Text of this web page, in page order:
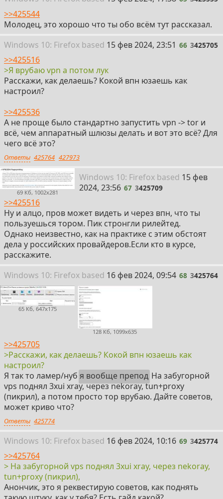
>>425544
Молодец, это хорошо что ты обо всём тут рассказал.
Windows 10: Firefox based 66
15 фев 2024, 23:51 66 3425705
>>425516
>Я врубаю vpn а потом лук
Расскажи, как делаешь? Кокой впн юзаешь как
настроил?
>>425536
А не проще было стандартно запустить vpn -> tor и
всё, чем аппаратный шлюзы делать и вот это всё? Для
чего всё это?
Ответы 425764 427973
69 Кб, 1002x281
Windows 10: Firefoxbased 67
15 фев
2024, 23:56 67 3425709
>>425516
Ну и алцо, пров может видеть и через впн, что ты
пользуешься тором. Пик стронгли рилейтед.
Однако неизвестно, как на практике с этим обстоят
дела у российских провайдеров.Если кто в курсе,
расскажите.
Windows 10: Firefox based 68
16 фев 2024, 09:54 68 3425764
65 Кб, 647x175
128 Кб, 1099x635
>>425705
>Расскажи, как делаешь? Кокой впн юзаешь как
настроил?
Я так то ламер/нуб я вообще препод На забугорной
vps поднял 3xui xray, через nekoray, tun+proxy
(пикрил), а потом просто тор врубаю. Дайте советов,
может криво что?
Ответы 425774
Windows 10: Firefox based 69
16 фев 2024, 10:16 69 3425774
>>425764
> На забугорной vps поднял 3xui xray, через nekoray,
tun+proxy (пикрил),
Анончик, это я реквестирую советов, как поднять